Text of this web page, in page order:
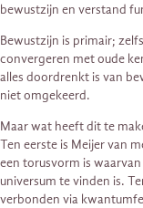
bewustzijn en verstand
Bewustzijn is primair;
convergeren met oude
alles doordrenkt is van
niet omgekeerd.
Maar wat heeft dit te
Ten eerste is Meijer van
een torusvorm is
universum te vinden is.
verbonden via